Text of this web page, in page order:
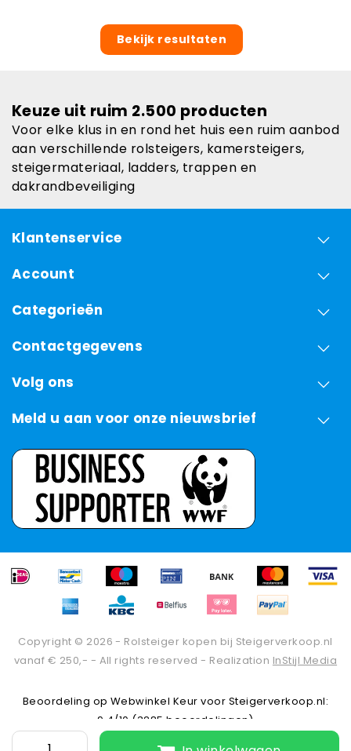
Bekijk resultaten
Keuze uit ruim 2.500 producten
Voor elke klus in en rond het huis een ruim aanbod
aan verschillende rolsteigers, kamersteigers,
steigermateriaal, ladders, trappen en
dakrandbeveiliging
Klantenservice
Account
Categorieën
Contactgegevens
Volg ons
Meld u aan voor onze nieuwsbrief
Copyright © 2026 - Rolsteiger kopen bij Steigerverkoop.nl
vanaf € 250,- - All rights reserved - Realization InStijl Media
Beoordeling op Webwinkel Keur voor Steigerverkoop.nl:
9.4/10 (3285 beoordelingen)